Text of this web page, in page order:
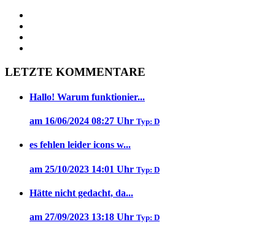
LETZTE KOMMENTARE
Hallo! Warum funktionier...
am 16/06/2024 08:27 Uhr Typ: D
es fehlen leider icons w...
am 25/10/2023 14:01 Uhr Typ: D
Hätte nicht gedacht, da...
am 27/09/2023 13:18 Uhr Typ: D